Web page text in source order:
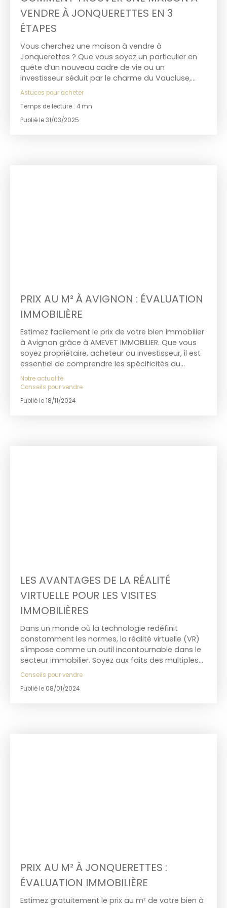
VENDRE À JONQUERETTES EN 3
ÉTAPES
Vous cherchez une maison à vendre à
Jonquerettes ? Que vous soyez un particulier en
quête d’un nouveau cadre de vie ou un
investisseur séduit par le charme du Vaucluse,
Jonquerettes présente de nombreux atouts. Ce
village provençal typique, niché à quelques
minutes d’Avignon, séduit par sa tranquillité, sa
qualité de vie et son dynamisme immobilier. Mais
Astuces pour acheter
Temps de lecture : 4 mn
Publié le 31/03/2025
PRIX AU M² À AVIGNON : ÉVALUATION
IMMOBILIÈRE
Estimez facilement le prix de votre bien immobilier
à Avignon grâce à AMEVET IMMOBILIER. Que vous
soyez propriétaire, acheteur ou investisseur, il est
essentiel de comprendre les spécificités du
marché avignonnais. Intramuros, extramuros ou
en périphérie, chaque quartier a ses propres
caractéristiques et influence les prix au mètre
carré. Dans cet article, découvrez une vue
Notre actualité
Conseils pour vendre
Publié le 18/11/2024
LES AVANTAGES DE LA RÉALITÉ
VIRTUELLE POUR LES VISITES
IMMOBILIÈRES
Dans un monde où la technologie redéfinit
constamment les normes, la réalité virtuelle (VR)
s'impose comme un outil incontournable dans le
secteur immobilier. Soyez aux faits des multiples
avantages des visites virtuelles, une innovation qui
transforme la présentation et la vente de biens
immobiliers.
Conseils pour vendre
Publié le 08/01/2024
PRIX AU M² À JONQUERETTES :
ÉVALUATION IMMOBILIÈRE
Estimez gratuitement le prix au m² de votre bien à